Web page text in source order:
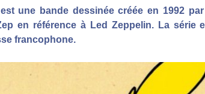
une bande dessinée créée en 1992
en référence à Led Zeppelin. La série
francophone.